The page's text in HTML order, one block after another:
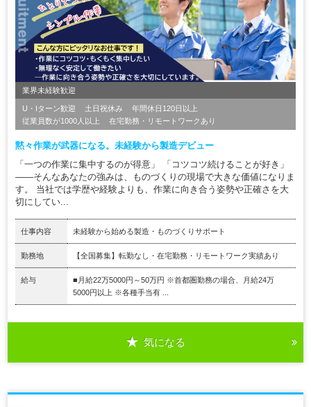
業界未経験歓迎
U・Iターン歓迎 土日祝休み
年間休日120日以上
従業員数が1000人以上
在宅勤務・リモートワークあり
黙々作業が武器になる。未経験から製造デビュー
「一つの作業に集中するのが得意」 「コツコツ続けることが好き」
――そんなあなたの強みは、ものづくりの現場で大きな価値になりま
す。 当社では学歴や経験よりも、作業に向き合う姿勢や正確さを大
切にしてい...
仕事内容 未経験から始める製造・ものづくりサポート
勤務地 【全国募集】転勤なし・在宅勤務・リモートワーク実績あり
給与
■月給22万5000円～50万円 ※首都圏勤務の場合、月給24万
5000円以上 ※各種手当有 ...
気になる